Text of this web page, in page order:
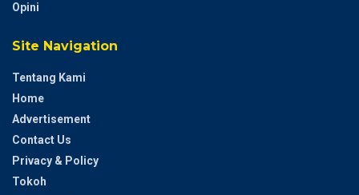
Opini
Site Navigation
Tentang Kami
Home
Advertisement
Contact Us
Privacy & Policy
Tokoh